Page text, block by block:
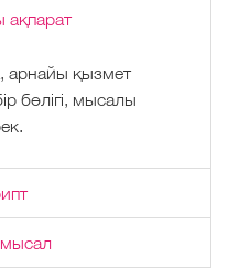
арнайы қызмет
бөлігі, мысалы
мысал